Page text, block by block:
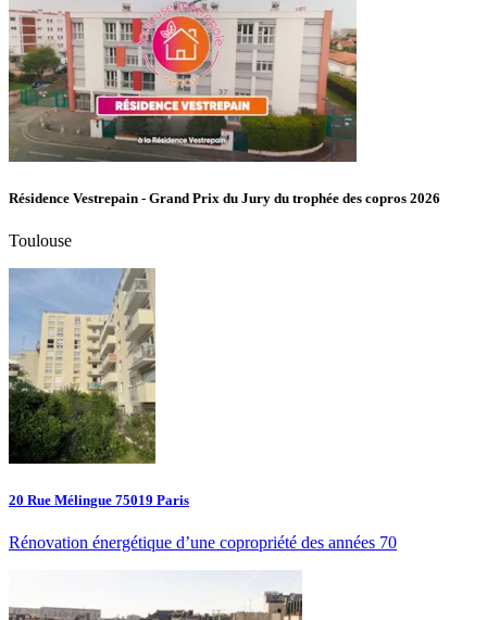
Résidence Vestrepain - Grand Prix du Jury du trophée des copros 2026
Toulouse
20 Rue Mélingue 75019 Paris
Rénovation énergétique d’une copropriété des années 70